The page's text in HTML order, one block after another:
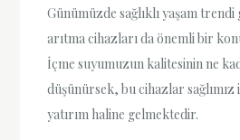
Günümüzde sağlıklı yaşam
arıtma cihazları da önemli bir
İçme suyumuzun kalitesinin ne
düşünürsek, bu cihazlar
yatırım haline gelmektedir.